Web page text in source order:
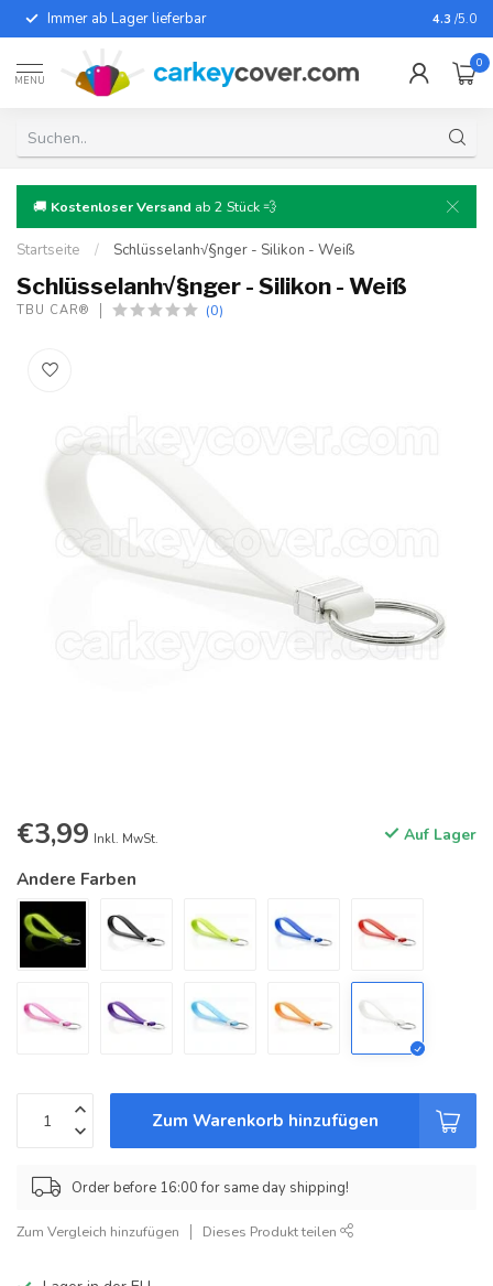
Immer ab Lager lieferbar Für fast
4.3 /5.0
MENU
0
🚚 Kostenloser Versand ab 2 Stück 💨
Startseite / Schlüsselanh√§nger - Silikon - Weiß
Schlüsselanh√§nger - Silikon - Weiß
TBU CAR® (0)
€3,99 Inkl. MwSt. Auf Lager
Andere Farben
Zum Warenkorb hinzufügen
Order before 16:00 for same day shipping!
Zum Vergleich hinzufügen Dieses Produkt teilen